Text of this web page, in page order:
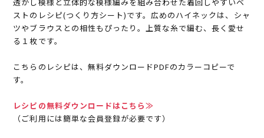
ストのレシピ(つくり方シート)です。広めのハイネックは、シャ
ツやブラウスとの相性もぴったり。上質な糸で編む、長く愛せ
る１枚です。
こちらのレシピは、無料ダウンロードPDFのカラーコピーで
す。
レシピの無料ダウンロードはこちら≫
（ご利用には簡単な会員登録が必要です）